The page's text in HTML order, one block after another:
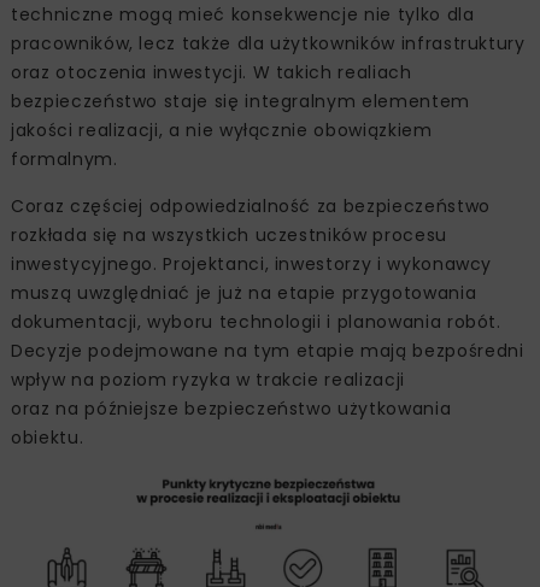
techniczne mogą mieć konsekwencje nie tylko dla
pracowników, lecz także dla użytkowników infrastruktury
oraz otoczenia inwestycji. W takich realiach
bezpieczeństwo staje się integralnym elementem
jakości realizacji, a nie wyłącznie obowiązkiem
formalnym.
Coraz częściej odpowiedzialność za bezpieczeństwo
rozkłada się na wszystkich uczestników procesu
inwestycyjnego. Projektanci, inwestorzy i wykonawcy
muszą uwzględniać je już na etapie przygotowania
dokumentacji, wyboru technologii i planowania robót.
Decyzje podejmowane na tym etapie mają bezpośredni
wpływ na poziom ryzyka w trakcie realizacji
oraz na późniejsze bezpieczeństwo użytkowania
obiektu.